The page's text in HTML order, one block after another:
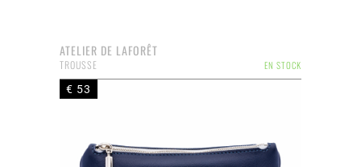
ATELIER DE LAFORÊT
EN STOCK
TROUSSE
€ 53